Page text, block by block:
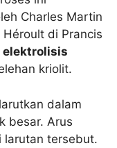
Charles Martin
di Prancis
elektrolisis
kriolit.
dalam
besar. Arus
larutan tersebut.